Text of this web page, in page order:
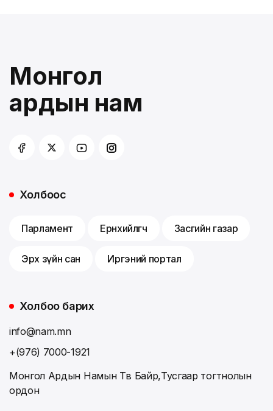
Монгол
ардын нам
Холбоос
Парламент Ерөнхийлөгч Засгийн газар
Эрх зүйн сан Иргэний портал
Холбоо барих
info@nam.mn
+(976) 7000-1921
Монгол Ардын Намын Төв Байр,Тусгаар тогтнолын
ордон